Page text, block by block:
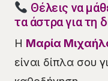
Θέλεις να
τα άστρα για τη
Η Μαρία
είναι δίπλα σου